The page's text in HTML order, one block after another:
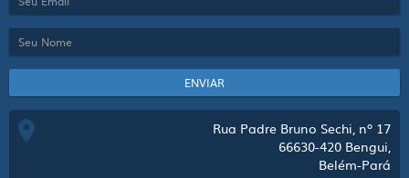
ENVIAR
Rua Padre Bruno Sechi, nº 17
66630-420 Bengui,
Belém-Pará